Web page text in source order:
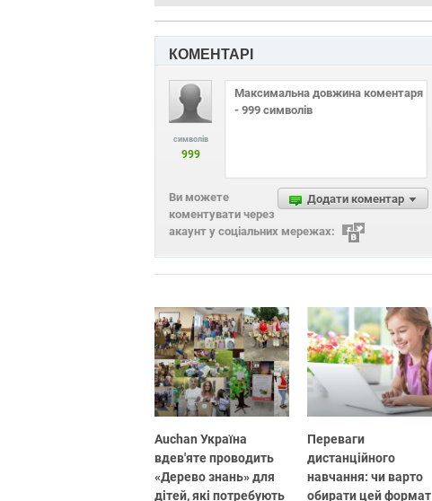
КОМЕНТАРІ
символів
999
Додати коментар
Ви можете
коментувати через
акаунт у соціальних мережах:
Auchan Україна
вдев'яте проводить
«Дерево знань» для
дітей, які потребують
Переваги
дистанційного
навчання: чи варто
обирати цей формат